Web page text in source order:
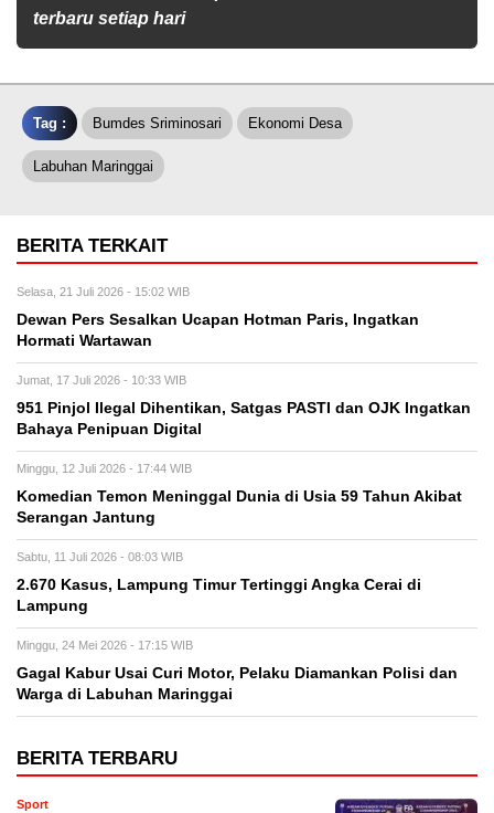
terbaru setiap hari
Tag : Bumdes Sriminosari Ekonomi Desa
Labuhan Maringgai
BERITA TERKAIT
Selasa, 21 Juli 2026 - 15:02 WIB
Dewan Pers Sesalkan Ucapan Hotman Paris, Ingatkan
Hormati Wartawan
Jumat, 17 Juli 2026 - 10:33 WIB
951 Pinjol Ilegal Dihentikan, Satgas PASTI dan OJK Ingatkan
Bahaya Penipuan Digital
Minggu, 12 Juli 2026 - 17:44 WIB
Komedian Temon Meninggal Dunia di Usia 59 Tahun Akibat
Serangan Jantung
Sabtu, 11 Juli 2026 - 08:03 WIB
2.670 Kasus, Lampung Timur Tertinggi Angka Cerai di
Lampung
Minggu, 24 Mei 2026 - 17:15 WIB
Gagal Kabur Usai Curi Motor, Pelaku Diamankan Polisi dan
Warga di Labuhan Maringgai
BERITA TERBARU
Sport